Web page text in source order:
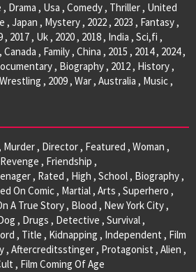
Drama , Usa , Comedy , Thriller , United
Japan , Mystery , 2022 , 2023 , Fantasy ,
2017 , Uk , 2020 , 2018 , India , Sci,fi ,
, Family , China , 2015 , 2014 , 2024 ,
, Biography , 2012 , History ,
, 2009 , War , Australia , Music ,
Murder , Director , Featured , Woman ,
, Friendship ,
, Rated , High , School , Biography ,
On Comic , Martial , Arts , Superhero ,
A True Story , Blood , New York City ,
, Drugs , Detective , Survival ,
, Title , Kidnapping , Independent , Film
, Aftercreditsstinger , Protagonist , Alien ,
, Film Coming Of Age